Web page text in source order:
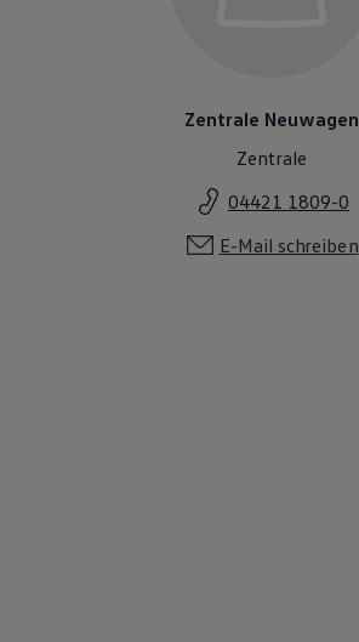
Elektromobilität
Volkswagen R
Pannen- und Unfallhilfe
Zentrale Neuwagen
Zentrale
04421 1809-0
E-Mail schreiben